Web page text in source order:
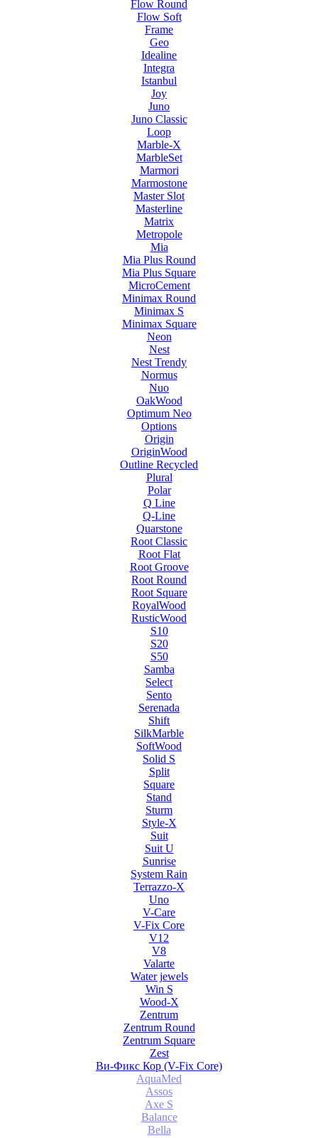
Flow Round
Flow Soft
Frame
Geo
Idealine
Integra
Istanbul
Joy
Juno
Juno Classic
Loop
Marble-X
MarbleSet
Marmori
Marmostone
Master Slot
Masterline
Matrix
Metropole
Mia
Mia Plus Round
Mia Plus Square
MicroCement
Minimax Round
Minimax S
Minimax Square
Neon
Nest
Nest Trendy
Normus
Nuo
OakWood
Optimum Neo
Options
Origin
OriginWood
Outline Recycled
Plural
Polar
Q Line
Q-Line
Quarstone
Root Classic
Root Flat
Root Groove
Root Round
Root Square
RoyalWood
RusticWood
S10
S20
S50
Samba
Select
Sento
Serenada
Shift
SilkMarble
SoftWood
Solid S
Split
Square
Stand
Sturm
Style-X
Suit
Suit U
Sunrise
System Rain
Terrazzo-X
Uno
V-Care
V-Fix Core
V12
V8
Valarte
Water jewels
Win S
Wood-X
Zentrum
Zentrum Round
Zentrum Square
Zest
Ви-Фикс Кор (V-Fix Core)
AquaMed
Assos
Axe S
Balance
Bella